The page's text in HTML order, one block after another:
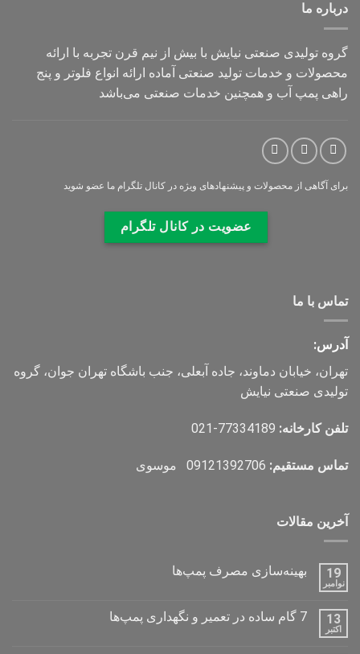
درباره ما
گروه تولیدی صنعتی نیایش با بیش از نیم قرن تجربه با ارائه
محصولات و خدمات تولید صنعتی آماده ارائه انواع فلوتر و پنج
راهی پمپ آب و همچنین خدمات صنعتی می‌باشد
برای آگاهی از محصولات و پیشنهادهای ویژه در کانال تلگرام ما عضو شوید
عضویت در کانال تلگرام
تماس با ما
آدرس:
تهران، خیابان دماوند، جاده آبعلی، جنب باشگاه تهران جوان، گروه
تولیدی صنعتی نیایش
تلفن کارخانه: 77334189-021
تماس مستقیم: 09121392706 موسوی
آخرین مقالات
19
نوامبر
بهینه‌سازی مصرف پمپ‌ها
برای
بهینه‌سازی
ثبت
نشده
13
اکتبر
7 گام ساده در تعمیر و نگهداری پمپ‌ها